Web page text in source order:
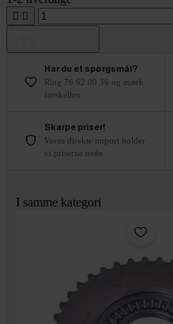
 
Har du et spørgsmål?
Ring 76 62 00 36 og mærk
forskellen.
Skarpe priser!
Vores direkte import holder
vi priserne nede.
I samme kategori